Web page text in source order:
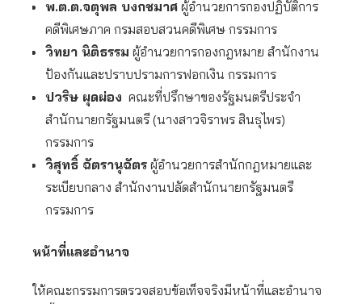
พ.ต.ต.จตุพล บงกชมาศ ผู้อำนวยการกองปฏิบัติการ
คดีพิเศษภาค กรมสอบสวนคดีพิเศษ กรรมการ
วิทยา นิติธรรม ผู้อำนวยการกองกฎหมาย สำนักงาน
ป้องกันและปราบปรามการฟอกเงิน กรรมการ
ปวริษ ผุดผ่อง คณะที่ปรึกษาของรัฐมนตรีประจำ
สำนักนายกรัฐมนตรี (นางสาวจิราพร สินธุไพร)
กรรมการ
วิสุทธิ์ ฉัตรานุฉัตร ผู้อำนวยการสำนักกฎหมายและ
ระเบียบกลาง สำนักงานปลัดสำนักนายกรัฐมนตรี
กรรมการ
หน้าที่และอำนาจ
ให้คณะกรรมการตรวจสอบข้อเท็จจริงมีหน้าที่และอำนาจ